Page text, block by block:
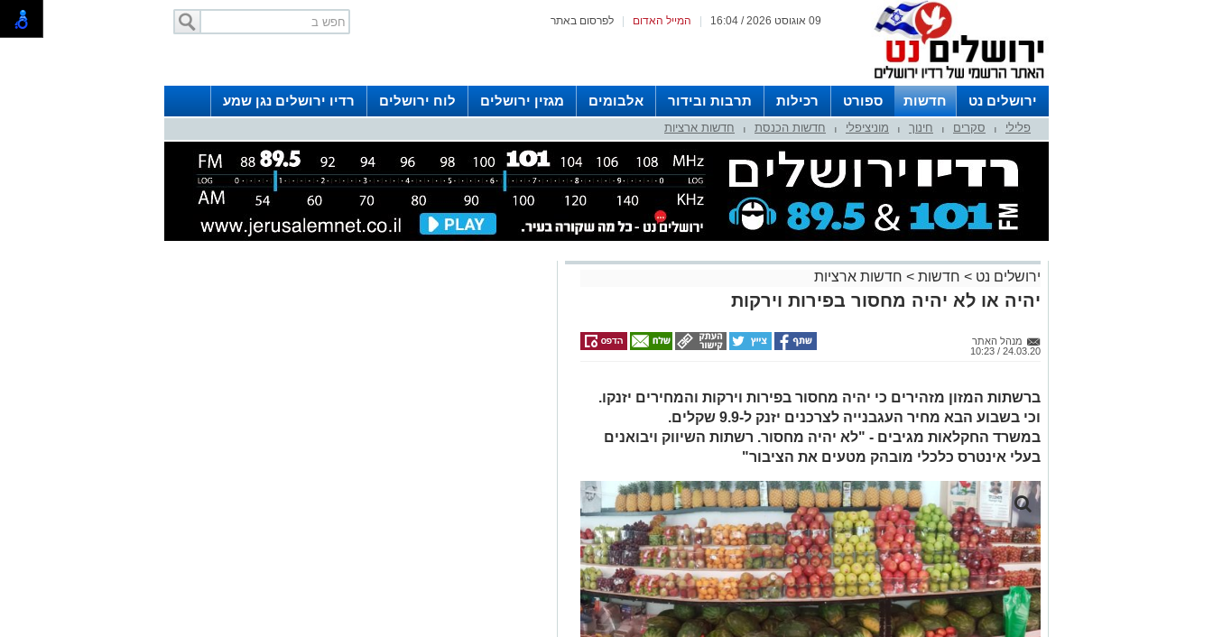
לפרסום באתר המייל האדום 09 אוגוסט 2026 / 16:04
ירושלים נט חדשות ספורט רכילות תרבות ובידור אלבומים מגזין ירושלים לוח ירושלים
רדיו ירושלים נגן שמע
לפרסום ברדיו צרו קשר
לוח שדורים רדיו ירושלים פלילי סקרים חינוך מוניציפלי חדשות הכנסת חדשות ארציות
ירושלים נט > חדשות > חדשות ארציות
יהיה או לא יהיה מחסור בפירות וירקות
מנהל האתר
24.03.20 / 10:23
ברשתות המזון מזהירים כי יהיה מחסור בפירות וירקות והמחירים יזנקו.
וכי בשבוע הבא מחיר העגבנייה לצרכנים יזנק ל-9.9 שקלים.
במשרד החקלאות מגיבים - "לא יהיה מחסור. רשתות השיווק ויבואנים
בעלי אינטרס כלכלי מובהק מטעים את הציבור"